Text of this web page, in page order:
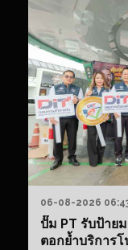
06-08-2026
ปั๊ม PT รับป้าย
ตอกย้ำบริการ